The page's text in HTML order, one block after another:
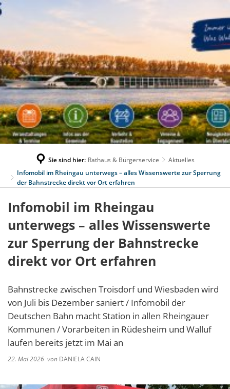
Sie sind hier: Rathaus & Bürgerservice
Aktuelles
Infomobil im Rheingau unterwegs – alles Wissenswerte zur Sperrung
der Bahnstrecke direkt vor Ort erfahren
Infomobil im Rheingau
unterwegs – alles Wissenswerte
zur Sperrung der Bahnstrecke
direkt vor Ort erfahren
Bahnstrecke zwischen Troisdorf und Wiesbaden wird
von Juli bis Dezember saniert / Infomobil der
Deutschen Bahn macht Station in allen Rheingauer
Kommunen / Vorarbeiten in Rüdesheim und Walluf
laufen bereits jetzt im Mai an
22. Mai 2026 von DANIELA CAIN